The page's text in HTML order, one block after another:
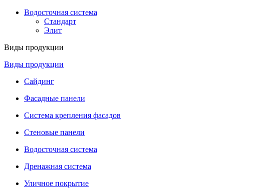
Водосточная система
Стандарт
Элит
Виды продукции
Виды продукции
Сайдинг
Фасадные панели
Система крепления фасадов
Стеновые панели
Водосточная система
Дренажная система
Уличное покрытие